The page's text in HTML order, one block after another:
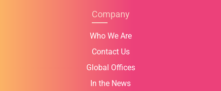
Company
Who We Are
Contact Us
Global Offices
In the News